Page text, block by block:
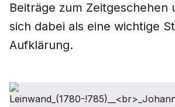
Beiträge zum Zeitgeschehen
sich dabei als eine wichtige
Aufklärung.